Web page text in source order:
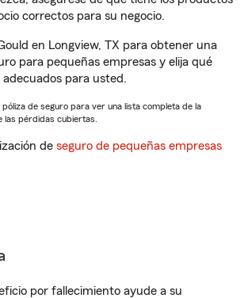
correctos para su negocio.
en Longview, TX para obtener una
para pequeñas empresas y elija qué
para usted.
póliza de seguro para ver una lista completa de la
pérdidas cubiertas.
de seguro de pequeñas empresas
por fallecimiento ayude a su